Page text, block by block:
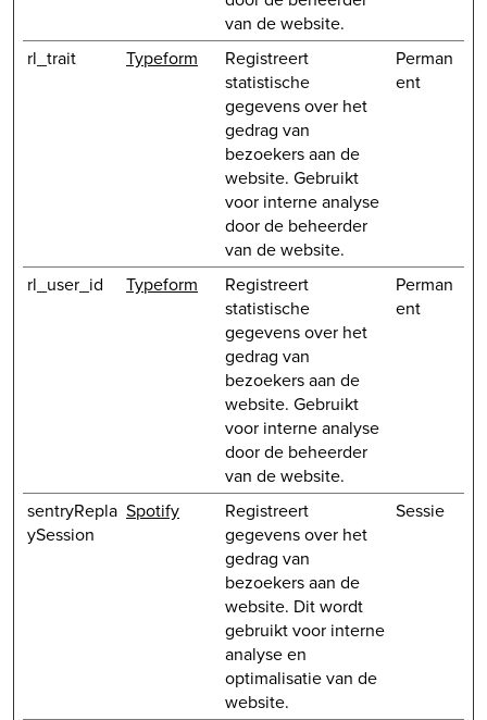
van de website.
rl_trait Typeform
Registreert
statistische
gegevens over het
gedrag van
bezoekers aan de
website. Gebruikt
voor interne analyse
door de beheerder
van de website.
Perman
ent
rl_user_id Typeform
Registreert
statistische
gegevens over het
gedrag van
bezoekers aan de
website. Gebruikt
voor interne analyse
door de beheerder
van de website.
Perman
ent
sentryRepla
ySession
Spotify
Registreert
gegevens over het
gedrag van
bezoekers aan de
website. Dit wordt
gebruikt voor interne
analyse en
optimalisatie van de
website.
Sessie